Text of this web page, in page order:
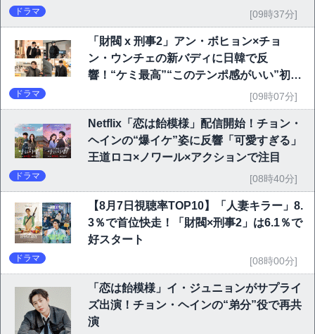
ドラマ [09時37分]
「財閥 x 刑事2」アン・ボヒョン×チョ
ン・ウンチェの新バディに日韓で反
響！“ケミ最高”“このテンポ感がいい”初回
ドラマ [09時07分]
Netflix「恋は飴模様」配信開始！チョン・
ヘインの“爆イケ”姿に反響「可愛すぎる」
王道ロコ×ノワール×アクションで注目
ドラマ [08時40分]
【8月7日視聴率TOP10】「人妻キラー」8.
3％で首位快走！「財閥×刑事2」は6.1％で
好スタート
ドラマ [08時00分]
「恋は飴模様」イ・ジュニョンがサプライ
ズ出演！チョン・ヘインの“弟分”役で再共
演